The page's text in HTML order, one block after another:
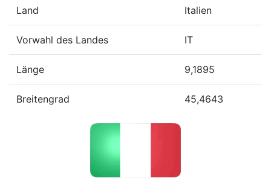
Land Italien
Vorwahl des Landes IT
Länge 9,1895
Breitengrad 45,4643